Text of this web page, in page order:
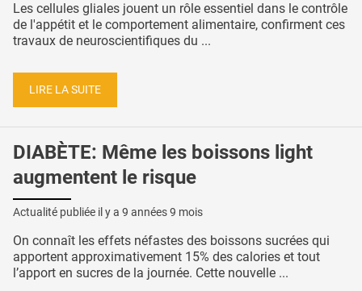
Les cellules gliales jouent un rôle essentiel dans le contrôle
de l'appétit et le comportement alimentaire, confirment ces
travaux de neuroscientifiques du ...
LIRE LA SUITE
DIABÈTE: Même les boissons light
augmentent le risque
Actualité publiée il y a 9 années 9 mois
On connaît les effets néfastes des boissons sucrées qui
apportent approximativement 15% des calories et tout
l’apport en sucres de la journée. Cette nouvelle ...